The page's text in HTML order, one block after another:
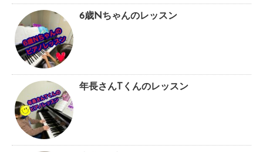
6歳Nちゃんのレッスン
年長さんTくんのレッスン